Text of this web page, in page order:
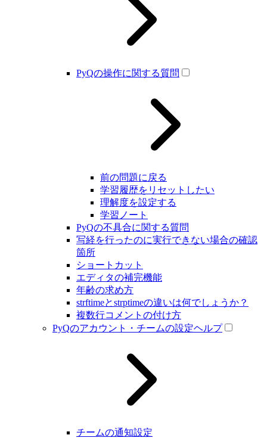
PyQの操作に関する質問
前の問題に戻る
学習履歴をリセットしたい
理解度を設定する
学習ノート
PyQの不具合に関する質問
写経を行ったのに実行できない場合の確認
箇所
ショートカット
エディタの補完機能
年齢の求め方
strftimeとstrptimeの違いは何でしょうか？
複数行コメントの付け方
PyQのアカウント・チームの設定ヘルプ
チームの通知設定